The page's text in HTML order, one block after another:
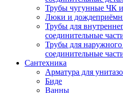
Трубы чугунные ЧК и
Люки и
Трубы для
соединительные
Трубы для наружного
соединительные
Сантехника
Арматура для
Биде
Ванны